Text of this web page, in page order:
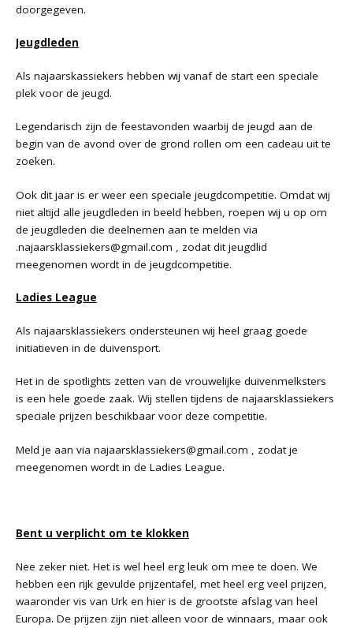
doorgegeven.
Jeugdleden
Als najaarskassiekers hebben wij vanaf de start een speciale
plek voor de jeugd.
Legendarisch zijn de feestavonden waarbij de jeugd aan de
begin van de avond over de grond rollen om een cadeau uit te
zoeken.
Ook dit jaar is er weer een speciale jeugdcompetitie. Omdat wij
niet altijd alle jeugdleden in beeld hebben, roepen wij u op om
de jeugdleden die deelnemen aan te melden via
.najaarsklassiekers@gmail.com , zodat dit jeugdlid
meegenomen wordt in de jeugdcompetitie.
Ladies League
Als najaarsklassiekers ondersteunen wij heel graag goede
initiatieven in de duivensport.
Het in de spotlights zetten van de vrouwelijke duivenmelksters
is een hele goede zaak. Wij stellen tijdens de najaarsklassiekers
speciale prijzen beschikbaar voor deze competitie.
Meld je aan via najaarsklassiekers@gmail.com , zodat je
meegenomen wordt in de Ladies League.
Bent u verplicht om te klokken
Nee zeker niet. Het is wel heel erg leuk om mee te doen. We
hebben een rijk gevulde prijzentafel, met heel erg veel prijzen,
waaronder vis van Urk en hier is de grootste afslag van heel
Europa. De prijzen zijn niet alleen voor de winnaars, maar ook